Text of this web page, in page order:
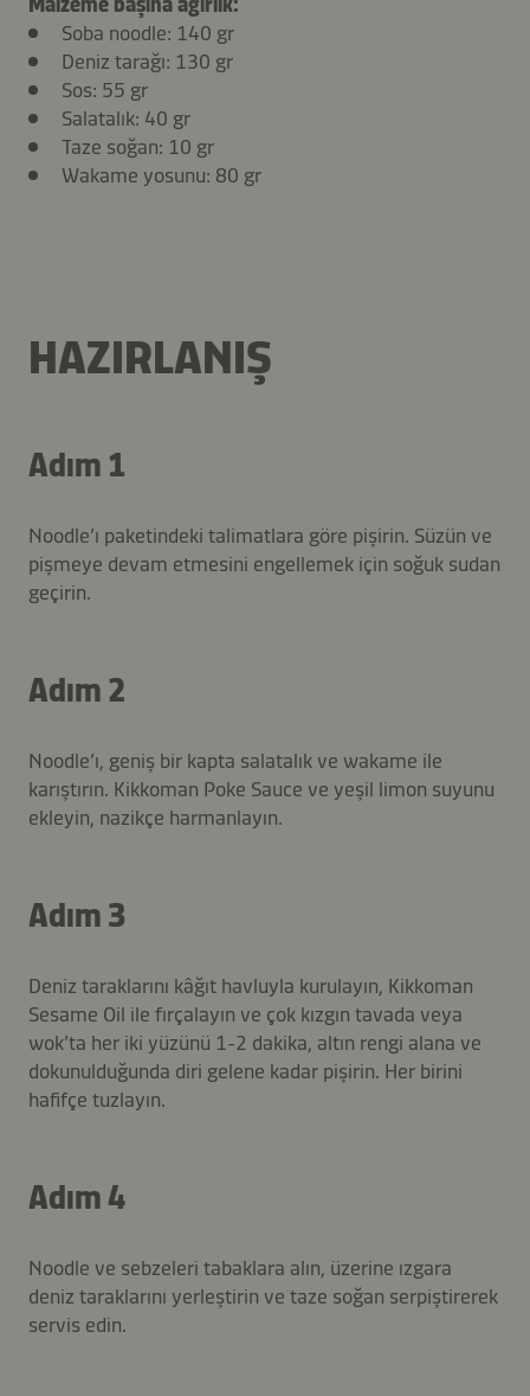
Soba noodle: 140 gr
Deniz tarağı: 130 gr
Sos: 55 gr
Salatalık: 40 gr
Taze soğan: 10 gr
Wakame yosunu: 80 gr
HAZIRLANIŞ
Adım 1
Noodle’ı paketindeki talimatlara göre pişirin. Süzün ve
pişmeye devam etmesini engellemek için soğuk sudan
geçirin.
Adım 2
Noodle’ı, geniş bir kapta salatalık ve wakame ile
karıştırın. Kikkoman Poke Sauce ve yeşil limon suyunu
ekleyin, nazikçe harmanlayın.
Adım 3
Deniz taraklarını kâğıt havluyla kurulayın, Kikkoman
Sesame Oil ile fırçalayın ve çok kızgın tavada veya
wok’ta her iki yüzünü 1-2 dakika, altın rengi alana ve
dokunulduğunda diri gelene kadar pişirin. Her birini
hafifçe tuzlayın.
Adım 4
Noodle ve sebzeleri tabaklara alın, üzerine ızgara
deniz taraklarını yerleştirin ve taze soğan serpiştirerek
servis edin.